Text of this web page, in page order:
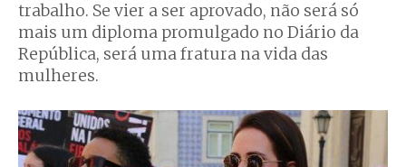
trabalho. Se vier a ser aprovado, não será só
mais um diploma promulgado no Diário da
República, será uma fratura na vida das
mulheres.